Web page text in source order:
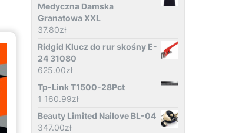
Medyczna Damska
Granatowa XXL
37.80zł
Ridgid Klucz do rur skośny E-
24 31080
625.00zł
Tp-Link T1500-28Pct
1 160.99zł
Beauty Limited Nailove BL-04
347.00zł